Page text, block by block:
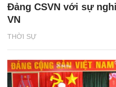
THỜI SỰ
Đảng CSVN với sự
VN